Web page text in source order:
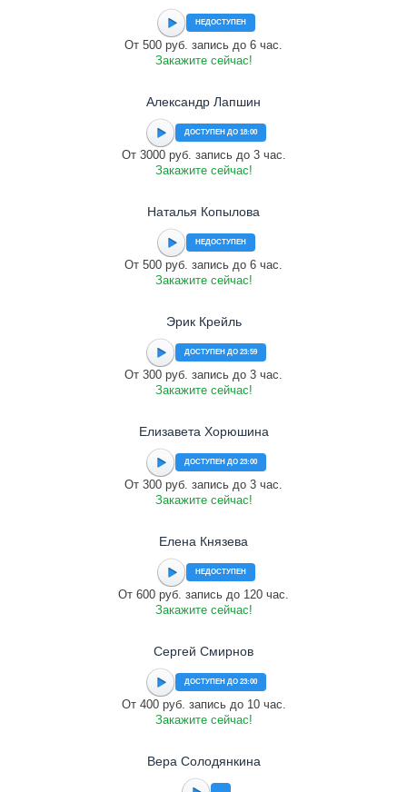
НЕДОСТУПЕН
От 500 руб. запись до 6 час.
Закажите сейчас!
Александр Лапшин
ДОСТУПЕН ДО 18:00
От 3000 руб. запись до 3 час.
Закажите сейчас!
Наталья Копылова
НЕДОСТУПЕН
От 500 руб. запись до 6 час.
Закажите сейчас!
Эрик Крейль
ДОСТУПЕН ДО 23:59
От 300 руб. запись до 3 час.
Закажите сейчас!
Елизавета Хорюшина
ДОСТУПЕН ДО 23:00
От 300 руб. запись до 3 час.
Закажите сейчас!
Елена Князева
НЕДОСТУПЕН
От 600 руб. запись до 120 час.
Закажите сейчас!
Сергей Смирнов
ДОСТУПЕН ДО 23:00
От 400 руб. запись до 10 час.
Закажите сейчас!
Вера Солодянкина